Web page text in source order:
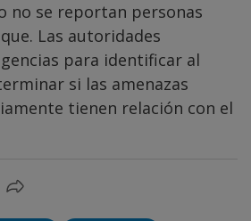
no se reportan personas
Las autoridades
para identificar al
si las amenazas
tienen relación con el